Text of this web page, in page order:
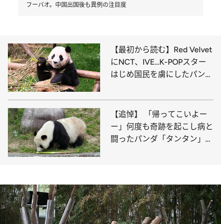
フーバオ。中国出国後も異例の注目度
【最初から読む】Red Velvet
にNCT、IVE…K-POPスター
はじめ国民を虜にしたパンダ
例の注目度
【追悼】 「帰ってこいよー
ー」何度も奇跡を起こし病と
闘ったパンダ「タンタン」の